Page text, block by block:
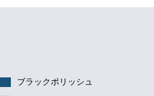
ブラックポリッシュ